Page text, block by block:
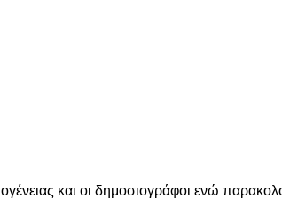
και οι δημοσιογράφοι ενώ